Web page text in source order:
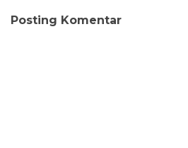
Posting Komentar